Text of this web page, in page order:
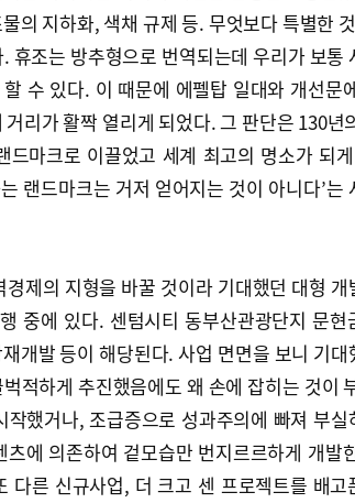
의 지하화, 색채 규제 등. 무엇보다 특별한
휴조는 방추형으로 번역되는데 우리가 보통
수 있다. 이 때문에 에펠탑 일대와 개선문
리가 활짝 열리게 되었다. 그 판단은 130년
드마크로 이끌었고 세계 최고의 명소가 되
랜드마크는 거저 얻어지는 것이 아니다’는
제의 지형을 바꿀 것이라 기대했던 대형 개
중에 있다. 센텀시티 동부산관광단지 문현
개발 등이 해당된다. 사업 면면을 보니 기대
적하게 추진했음에도 왜 손에 잡히는 것이
했거나, 조급증으로 성과주의에 빠져 부실
에 의존하여 겉모습만 번지르르하게 개발
다른 신규사업, 더 크고 센 프로젝트를 배고